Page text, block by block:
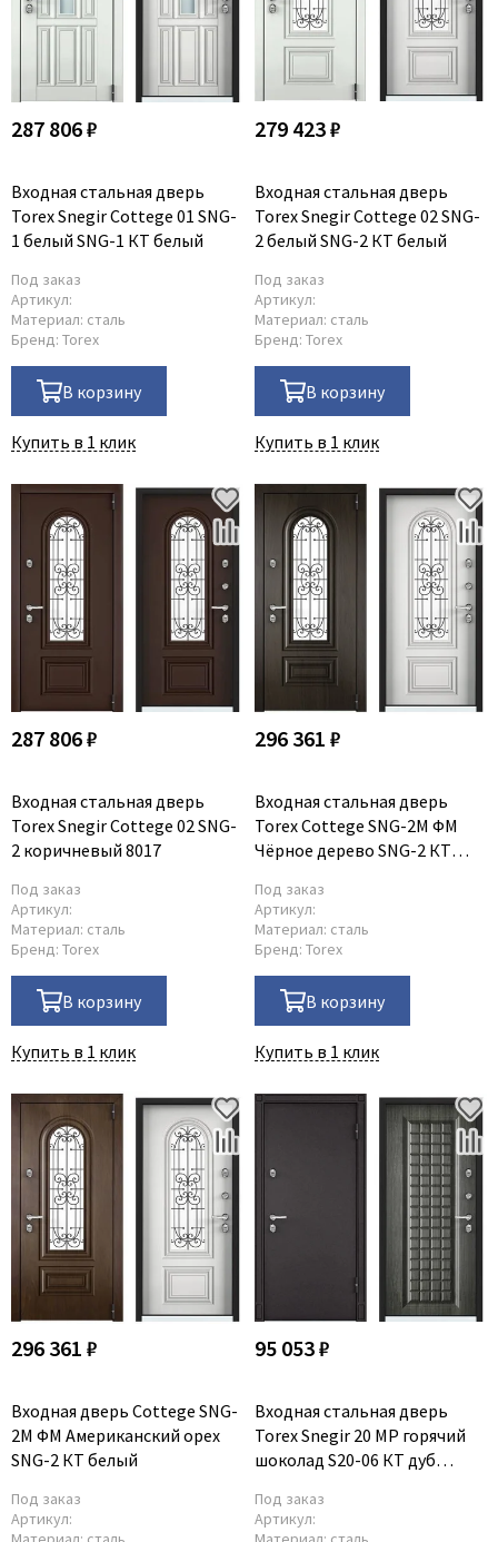
287 806 ₽
Входная стальная дверь
Torex Snegir Cottege 01 SNG-
1 белый SNG-1 КТ белый
Под заказ
Артикул:
Материал: сталь
Бренд: Torex
В корзину
Купить в 1 клик
279 423 ₽
Входная стальная дверь
Torex Snegir Cottege 02 SNG-
2 белый SNG-2 КТ белый
Под заказ
Артикул:
Материал: сталь
Бренд: Torex
В корзину
Купить в 1 клик
287 806 ₽
Входная стальная дверь
Torex Snegir Cottege 02 SNG-
2 коричневый 8017
Под заказ
Артикул:
Материал: сталь
Бренд: Torex
В корзину
Купить в 1 клик
296 361 ₽
Входная стальная дверь
Torex Cottege SNG-2M ФM
Чёрное дерево SNG-2 КТ
Под заказ
Артикул:
Материал: сталь
Бренд: Torex
В корзину
Купить в 1 клик
296 361 ₽
Входная дверь Cottege SNG-
2M ФM Американский орех
SNG-2 КТ белый
Под заказ
Артикул:
95 053 ₽
Входная стальная дверь
Torex Snegir 20 MP горячий
шоколад S20-06 КТ дуб
Под заказ
Артикул: